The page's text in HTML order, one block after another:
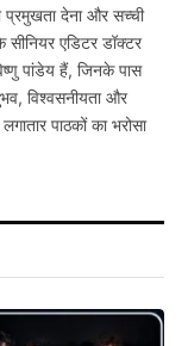
प्रमुखता देना और सच्ची
एडिटर डॉक्टर
पांडेय हैं, जिनके पास
विश्वसनीयता और
पाठकों का भरोसा